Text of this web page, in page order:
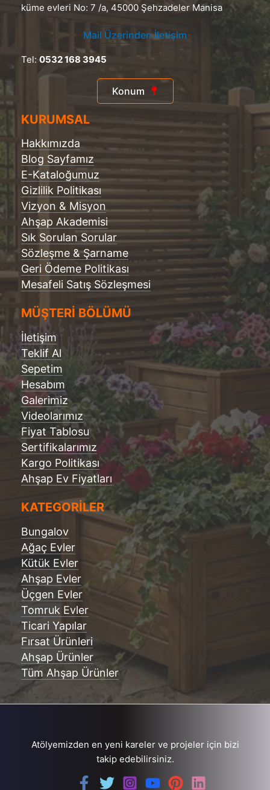
küme evleri No: 7 /a, 45000 Şehzadeler Manisa
Mail Üzerinden İletişim
Tel: 0532 168 3945
Konum
KURUMSAL
Hakkımızda
Blog Sayfamız
E-Kataloğumuz
Gizlilik Politikası
Vizyon & Misyon
Ahşap Akademisi
Sık Sorulan Sorular
Sözleşme & Şarname
Geri Ödeme Politikası
Mesafeli Satış Sözleşmesi
MÜŞTERİ BÖLÜMÜ
İletişim
Teklif Al
Sepetim
Hesabım
Galerimiz
Videolarımız
Fiyat Tablosu
Sertifikalarımız
Kargo Politikası
Ahşap Ev Fiyatları
KATEGORİLER
Bungalov
Ağaç Evler
Kütük Evler
Ahşap Evler
Üçgen Evler
Tomruk Evler
Ticari Yapılar
Fırsat Ürünleri
Ahşap Ürünler
Tüm Ahşap Ürünler
Atölyemizden en yeni kareler ve projeler için bizi
takip edebilirsiniz.